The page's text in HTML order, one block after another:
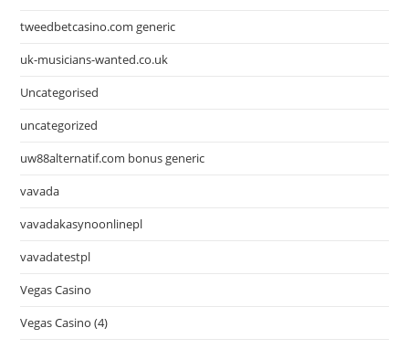
tweedbetcasino.com generic
uk-musicians-wanted.co.uk
Uncategorised
uncategorized
uw88alternatif.com bonus generic
vavada
vavadakasynoonlinepl
vavadatestpl
Vegas Casino
Vegas Casino (4)